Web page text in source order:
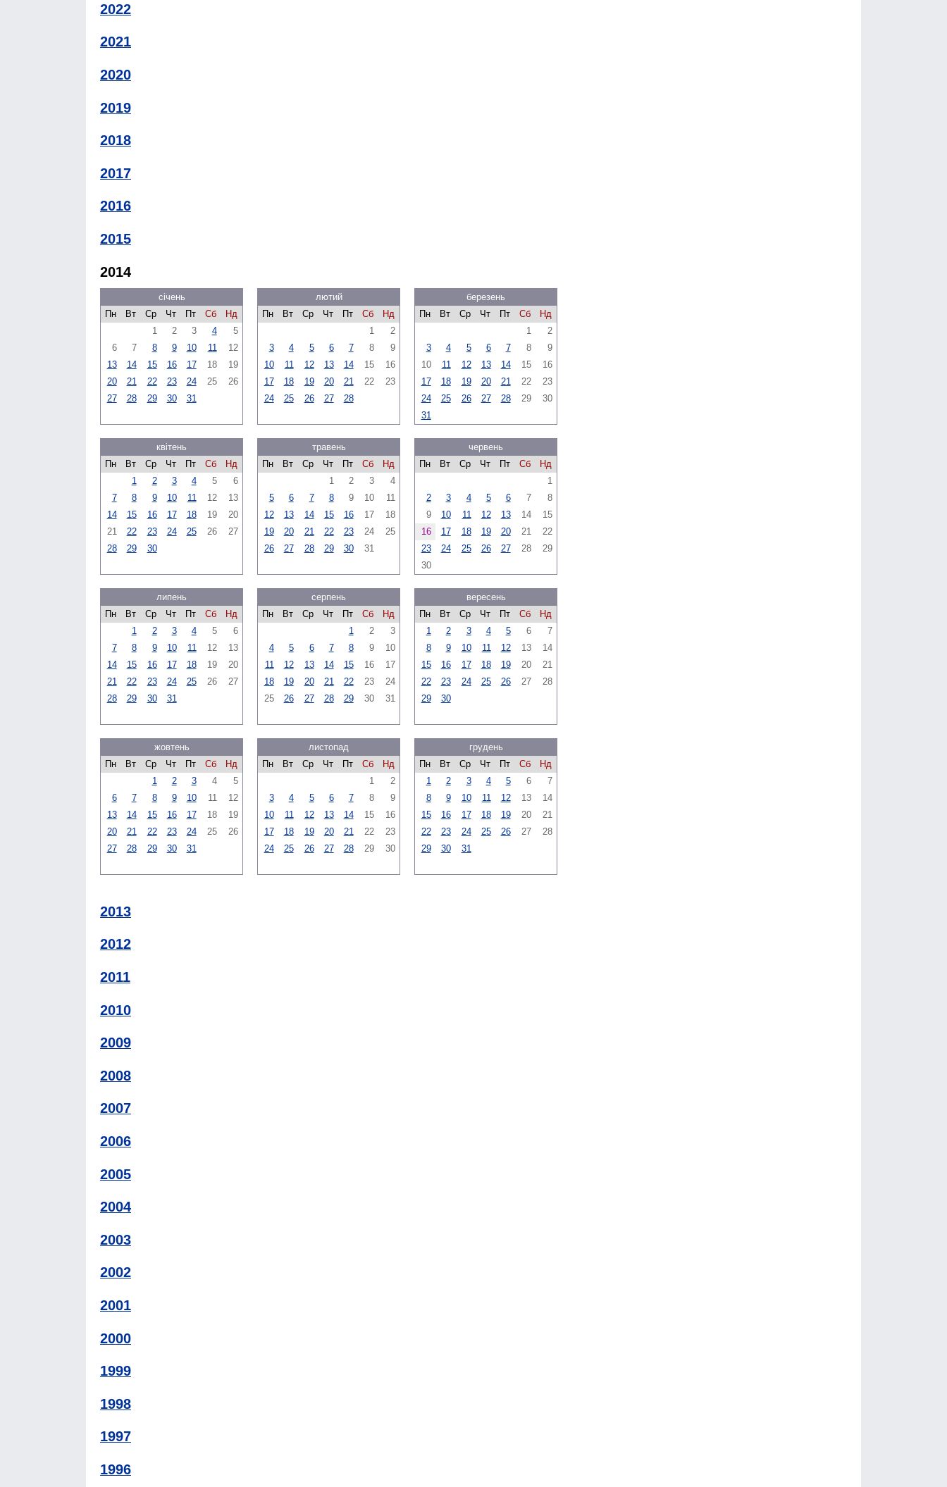
2022
2021
2020
2019
2018
2017
2016
2015
2014
січень
Пн
Вт Ср Чт Пт Сб
Нд
1
2 3 4
5
6
7 8 9 10 11
12
13
14 15 16 17 18
19
20
21 22 23 24 25
26
27
28 29 30 31
лютий
Пн
Вт Ср Чт Пт Сб
Нд
1
2
3
4 5 6 7 8
9
10
11 12 13 14 15
16
17
18 19 20 21 22
23
24
25 26 27 28
березень
Пн
Вт Ср Чт Пт Сб
Нд
1
2
3
4 5 6 7 8
9
10
11 12 13 14 15
16
17
18 19 20 21 22
23
24
25 26 27 28 29
30
31
квітень
Пн
Вт Ср Чт Пт Сб
Нд
1
2 3 4 5
6
7
8 9 10 11 12
13
14
15 16 17 18 19
20
21
22 23 24 25 26
27
28
29 30
травень
Пн
Вт Ср Чт Пт Сб
Нд
1
2 3
4
5
6 7 8 9 10
11
12
13 14 15 16 17
18
19
20 21 22 23 24
25
26
27 28 29 30 31
червень
Пн
Вт Ср Чт Пт Сб
Нд
1
2
3 4 5 6 7
8
9
10 11 12 13 14
15
16
17 18 19 20 21
22
23
24 25 26 27 28
29
30
липень
Пн
Вт Ср Чт Пт Сб
Нд
1
2 3 4 5
6
7
8 9 10 11 12
13
14
15 16 17 18 19
20
21
22 23 24 25 26
27
28
29 30 31
серпень
Пн
Вт Ср Чт Пт Сб
Нд
1
2
3
4
5 6 7 8 9
10
11
12 13 14 15 16
17
18
19 20 21 22 23
24
25
26 27 28 29 30 31
вересень
Пн
Вт Ср Чт Пт Сб
Нд
1
2 3 4 5 6
7
8
9 10 11 12 13
14
15
16 17 18 19 20
21
22
23 24 25 26 27
28
29
30
жовтень
Пн
Вт Ср Чт Пт Сб
Нд
1
2 3 4
5
6
7 8 9 10 11
12
13
14 15 16 17 18
19
20
21 22 23 24 25
26
27
28 29 30 31
листопад
Пн
Вт Ср Чт Пт Сб
Нд
1
2
3
4 5 6 7 8
9
10
11 12 13 14 15
16
17
18 19 20 21 22
23
24
25 26 27 28 29 30
грудень
Пн
Вт Ср Чт Пт Сб
Нд
1
2 3 4 5 6
7
8
9 10 11 12 13
14
15
16 17 18 19 20
21
22
23 24 25 26 27
28
29
30 31
2013
2012
2011
2010
2009
2008
2007
2006
2005
2004
2003
2002
2001
2000
1999
1998
1997
1996